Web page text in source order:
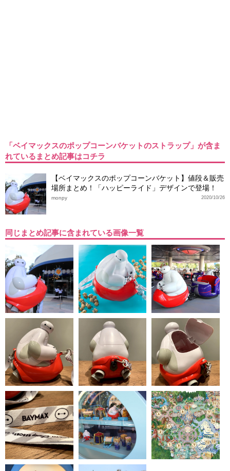
「ベイマックスのポップコーンバケットのストラップ」が含ま
れているまとめ記事はコチラ
【ベイマックスのポップコーンバケット】値段＆販売
場所まとめ！「ハッピーライド」デザインで登場！
2020/10/26
monpy
同じまとめ記事に含まれている画像一覧